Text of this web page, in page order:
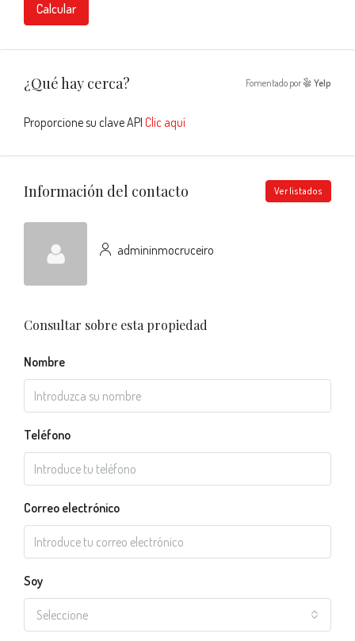
Calcular
¿Qué hay cerca? Fomentado por Yelp
Proporcione su clave API Clic aquí
Información del contacto Ver listados
admininmocruceiro
Consultar sobre esta propiedad
Nombre
Teléfono
Correo electrónico
Soy
Seleccione